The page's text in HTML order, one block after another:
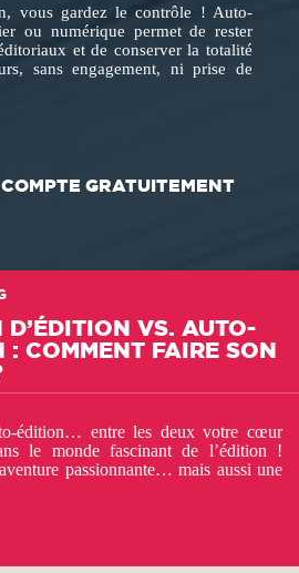
vous gardez le contrôle ! Auto-
ou numérique permet de rester
et de conserver la totalité
sans engagement, ni prise de
GRATUITEMENT
D’ÉDITION VS. AUTO-
: COMMENT FAIRE SON
édition… entre les deux votre cœur
le monde fascinant de l’édition !
passionnante… mais aussi une